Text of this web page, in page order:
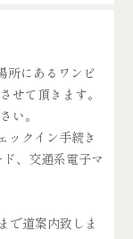
所にあるワンピ
せて頂きます。
い。
ックイン手続き
、交通系電子マ
で道案内致しま